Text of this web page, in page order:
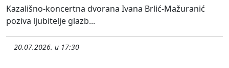
Kazališno-koncertna dvorana Ivana Brlić-Mažuranić
poziva ljubitelje glazb...
20.07.2026. u 17:30